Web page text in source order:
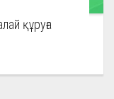
құруға